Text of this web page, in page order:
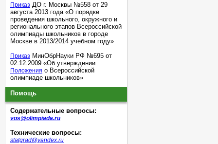
Приказ ДО г. Москвы №558 от 29
августа 2013 года «О порядке
проведения школьного, окружного и
регионального этапов Всероссийской
олимпиады школьников в городе
Москве в 2013/2014 учебном году»
Приказ МинОбрНауки РФ №695 от
02.12.2009 «Об утверждении
Положения о Всероссийской
олимпиаде школьников»
Помощь
Содержательные вопросы:
vos@olimpiada.ru
Технические вопросы:
statgrad@yandex.ru